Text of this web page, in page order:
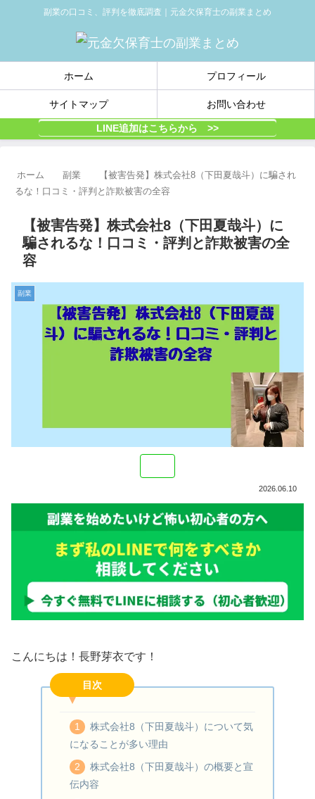
副業の口コミ、評判を徹底調査｜元金欠保育士の副業まとめ
ホーム プロフィール
サイトマップ お問い合わせ
LINE追加はこちらから >>
ホーム 副業
【被害告発】株式会社8（下田夏哉斗）に騙され
るな！口コミ・評判と詐欺被害の全容
【被害告発】株式会社8（下田夏哉斗）に
騙されるな！口コミ・評判と詐欺被害の全
容
副業
2026.06.10
こんにちは！長野芽衣です！
目次
株式会社8（下田夏哉斗）について気
になることが多い理由
株式会社8（下田夏哉斗）の概要と宣
伝内容